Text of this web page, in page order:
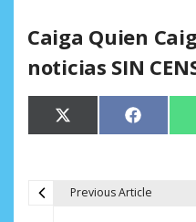
Caiga Quien
noticias SIN
Compartir
en
X
(Twitter) en
Previous Article